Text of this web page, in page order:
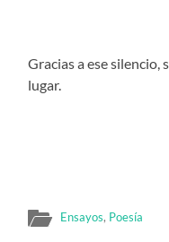
Gracias a ese
lugar.
Ensayos, Poesía